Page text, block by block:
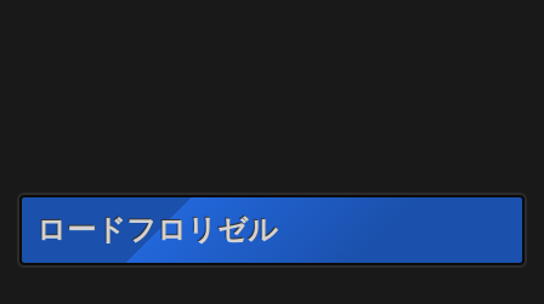
ロードフロリゼル